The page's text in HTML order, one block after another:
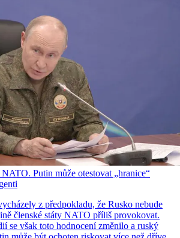
Putin může otestovat „hranice“
z předpokladu, že Rusko nebude
členské státy NATO příliš provokovat.
se však toto hodnocení změnilo a ruský